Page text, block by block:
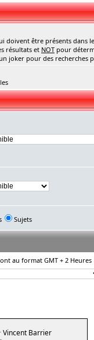
doivent être présents dans
résultats et NOT pour
joker pour des recherches
Sujets
au format GMT + 2 Heures
Vincent Barrier